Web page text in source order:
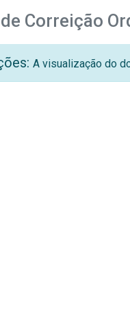
Correição
A visualização do